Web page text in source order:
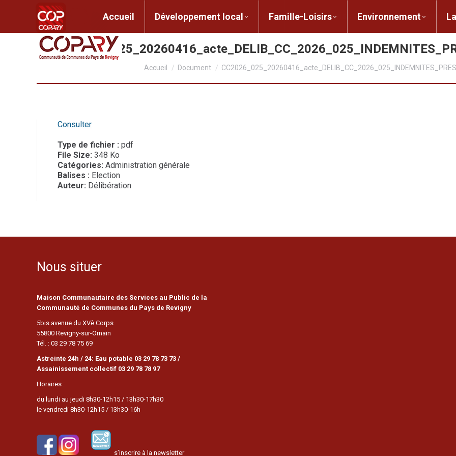
Accueil Développement local Famille-Loisirs Environnement
Accueil Document
Consulter
Type de fichier : pdf
File Size: 348 Ko
Catégories: Administration générale
Balises : Election
Auteur: Délibération
Nous situer
Maison Communautaire des Services au Public de la
Communauté de Communes du Pays de Revigny
5bis avenue du XVè Corps
55800 Revigny-sur-Ornain
Tél. : 03 29 78 75 69
Astreinte 24h / 24: Eau potable 03 29 78 73 73 /
Assainissement collectif 03 29 78 78 97
Horaires :
du lundi au jeudi 8h30-12h15 / 13h30-17h30
le vendredi 8h30-12h15 / 13h30-16h
s’inscrire à la newsletter
Accueil Développement local Famille-Loisirs Environnement